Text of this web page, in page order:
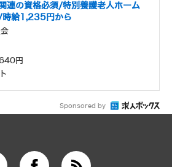
連の資格必須/特別養護老人ホーム
時給1,235円から
円
Sponsored by